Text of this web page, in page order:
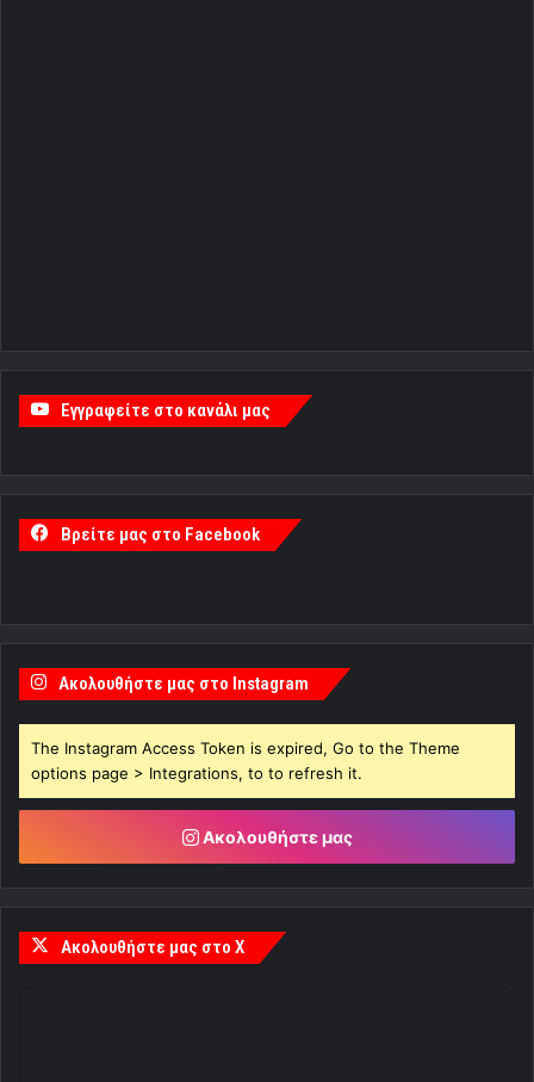
Εγγραφείτε στο κανάλι μας
Βρείτε μας στο Facebook
Ακολουθήστε μας στο Instagram
The Instagram Access Token is expired, Go to the Theme
options page > Integrations, to to refresh it.
Ακολουθήστε μας
Ακολουθήστε μας στο X